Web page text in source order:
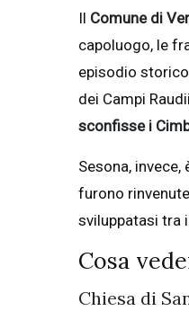
Il Comune di
capoluogo, le
episodio
dei Campi
sconfisse i
Sesona,
furono rinvenute
sviluppatasi tra
Cosa
Chiesa di